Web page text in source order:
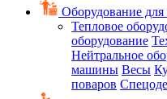
Оборудование
Тепловое
оборудование
Нейтральное
машины Весы
поваров